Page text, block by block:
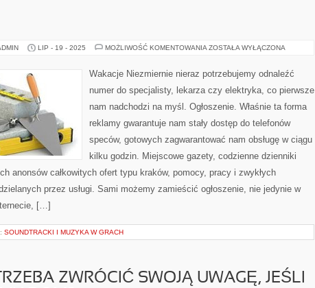
LIP - 19 - 2025 MOŻLIWOŚĆ KOMENTOWANIA FERIE
ZOSTAŁA WYŁĄCZONA
Wakacje Niezmiernie nieraz potrzebujemy odnaleźć
numer do specjalisty, lekarza czy elektryka, co pierwsze
nam nadchodzi na myśl. Ogłoszenie. Właśnie ta forma
reklamy gwarantuje nam stały dostęp do telefonów
speców, gotowych zagwarantować nam obsługę w ciągu
kilku godzin. Miejscowe gazety, codzienne dzienniki
anonsów całkowitych ofert typu kraków, pomocy, pracy i zwykłych
przez usługi. Sami możemy zamieścić ogłoszenie, nie jedynie w
[…]
SOUNDTRACKI I MUZYKA W GRACH
ZWRÓCIĆ SWOJĄ UWAGĘ, JEŚLI